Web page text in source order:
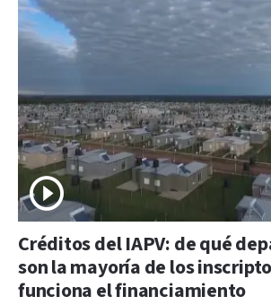
Créditos del IAPV: de qué
son la mayoría de los
funciona el financiamiento